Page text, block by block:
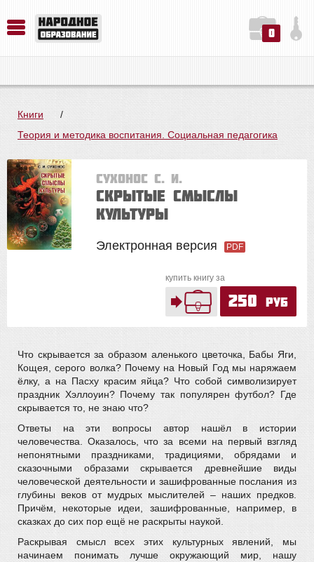
0
Книги
/
Теория и методика воспитания. Социальная педагогика
Сухонос С. И.
Скрытые смыслы
культуры
Электронная версия PDF
купить книгу за
250 руб
Что скрывается за образом аленького цветочка, Бабы Яги,
Кощея, серого волка? Почему на Новый Год мы наряжаем
ёлку, а на Пасху красим яйца? Что собой символизирует
праздник Хэллоуин? Почему так популярен футбол? Где
скрывается то, не знаю что?
Ответы на эти вопросы автор нашёл в истории
человечества. Оказалось, что за всеми на первый взгляд
непонятными праздниками, традициями, обрядами и
сказочными образами скрывается древнейшие виды
человеческой деятельности и зашифрованные послания из
глубины веков от мудрых мыслителей – наших предков.
Причём, некоторые идеи, зашифрованные, например, в
сказках до сих пор ещё не раскрыты наукой.
Раскрывая смысл всех этих культурных явлений, мы
начинаем понимать лучше окружающий мир, нашу